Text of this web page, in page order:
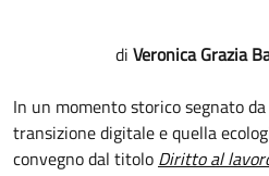
Veronica Grazia
In un momento storico segnato
transizione digitale e quella
convegno dal titolo Diritto al